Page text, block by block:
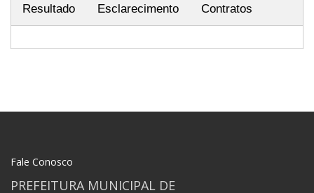
Resultado Esclarecimento Contratos
Fale Conosco
PREFEITURA MUNICIPAL DE